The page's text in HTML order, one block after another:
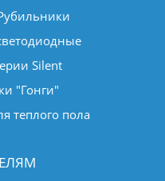
Silent
"Гонги"
теплого пола